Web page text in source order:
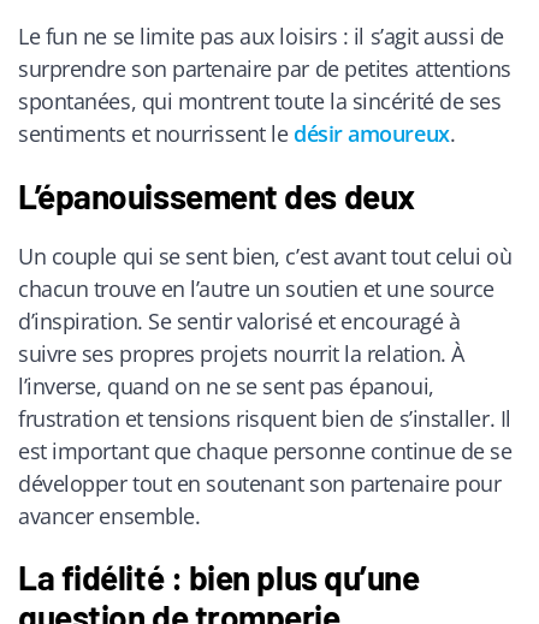
Le fun ne se limite pas aux loisirs : il s’agit aussi de
surprendre son partenaire par de petites attentions
spontanées, qui montrent toute la sincérité de ses
sentiments et nourrissent le désir amoureux.
L’épanouissement des deux
Un couple qui se sent bien, c’est avant tout celui où
chacun trouve en l’autre un soutien et une source
d’inspiration. Se sentir valorisé et encouragé à
suivre ses propres projets nourrit la relation. À
l’inverse, quand on ne se sent pas épanoui,
frustration et tensions risquent bien de s’installer. Il
est important que chaque personne continue de se
développer tout en soutenant son partenaire pour
avancer ensemble.
La fidélité : bien plus qu’une